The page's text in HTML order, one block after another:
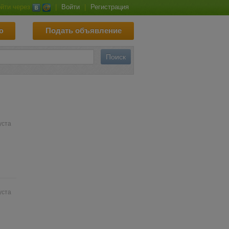
через Войти Регистрация
Подать объявление